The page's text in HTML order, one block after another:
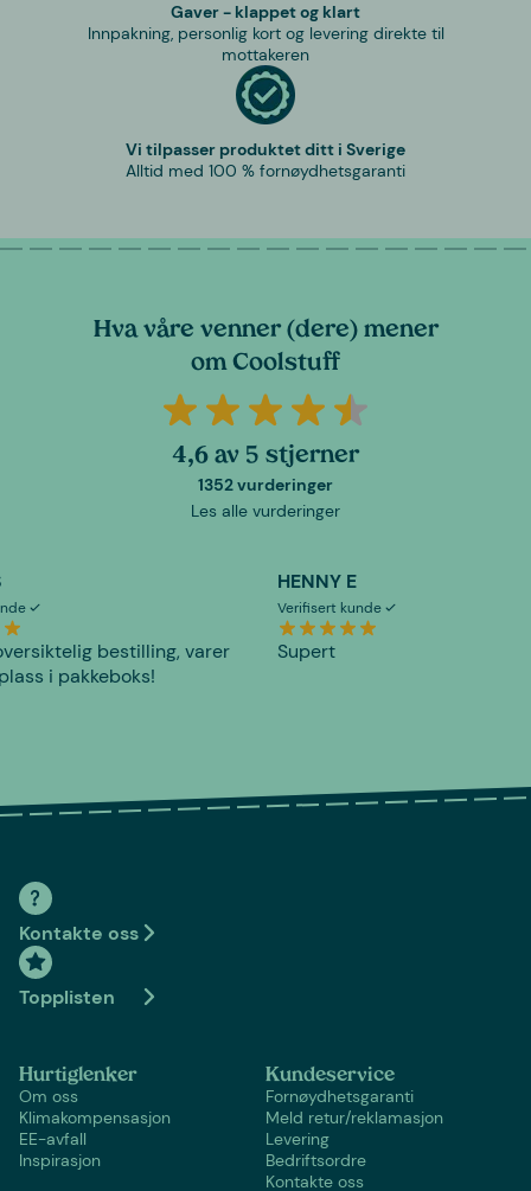
Gaver - klappet og klart
Innpakning, personlig kort og levering direkte til
mottakeren
Vi tilpasser produktet ditt i Sverige
Alltid med 100 % fornøydhetsgaranti
Hva våre venner (dere) mener
om Coolstuff
4,6 av 5 stjerner
1352 vurderinger
Les alle vurderinger
bestilling, varer
i pakkeboks!
HENNY E
Verifisert kunde
Supert
Kontakte oss
Topplisten
Hurtiglenker
Om oss
Klimakompensasjon
EE-avfall
Inspirasjon
Kundeservice
Fornøydhetsgaranti
Meld retur/reklamasjon
Levering
Bedriftsordre
Kontakte oss